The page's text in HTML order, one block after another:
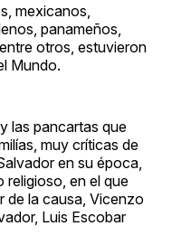
mexicanos,
panameños,
otros, estuvieron
Mundo.
las pancartas que
muy críticas de
en su época,
religioso, en el que
de la causa, Vicenzo
Luis Escobar